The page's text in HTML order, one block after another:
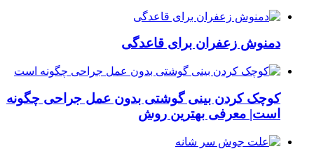
دمنوش زعفران برای قاعدگی
کوچک کردن بینی گوشتی بدون عمل جراحی چگونه
است| معرفی بهترین روش